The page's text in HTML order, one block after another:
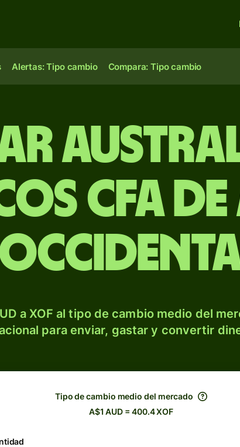
Alertas: Tipo cambio Compara: Tipo cambio
CFA
a XOF al tipo de cambio medio del
para enviar, gastar y convertir
Tipo de cambio medio del mercado
A$1 AUD = 400.4 XOF